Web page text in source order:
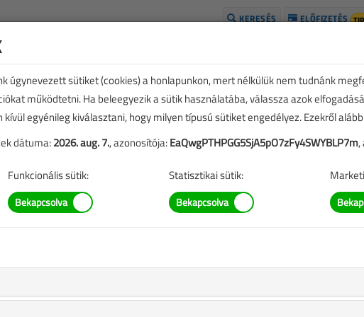
ELŐFIZETÉS
KERESÉS
SZERZŐK LISTÁJA
úgynevezett sütiket (cookies) a honlapunkon, mert nélkülük nem tudnánk
működtetni. Ha beleegyezik a sütik használatába, válassza azok
egyénileg kiválasztani, hogy milyen típusú sütiket engedélyez. Ezekről
dátuma:2026. aug. 7., azonosítója:EaQwgPTHPGG5SjA5pO7zFy4SWYBLP7m,
Funkcionális sütik: Statisztikai sütik: